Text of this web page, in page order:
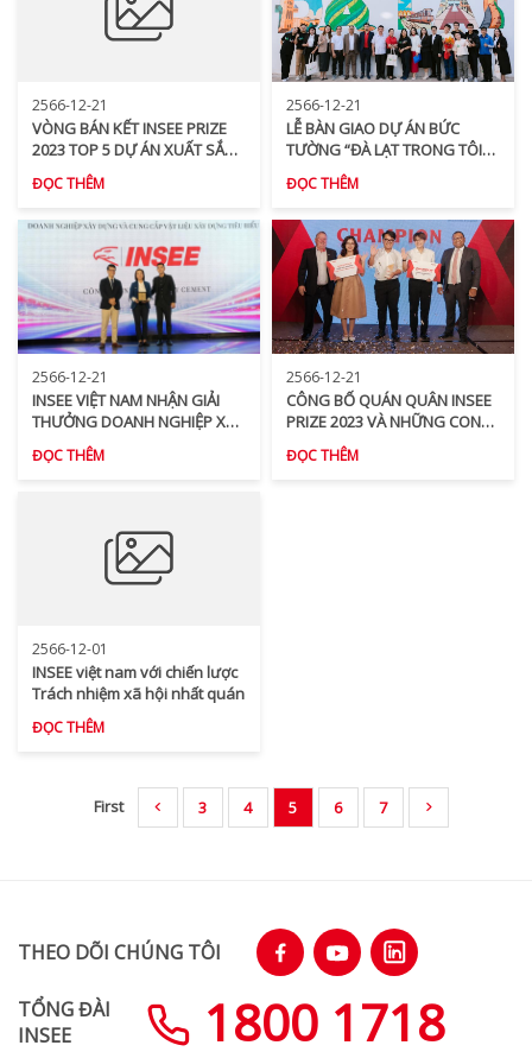
2566-12-21
VÒNG BÁN KẾT INSEE PRIZE
2023 TOP 5 DỰ ÁN XUẤT SẮC
NHẤT CHÍNH THỨC LỘ DIỆN
ĐỌC THÊM
2566-12-21
LỄ BÀN GIAO DỰ ÁN BỨC
TƯỜNG “ĐÀ LẠT TRONG TÔI”
HÂN HOAN CHÀO MỪNG 130
NĂM ĐÀ LẠT HÌNH THÀNH VÀ
ĐỌC THÊM
2566-12-21
INSEE VIỆT NAM NHẬN GIẢI
THƯỞNG DOANH NGHIỆP XÂY
DỰNG VÀ CUNG CẤP VẬT LIỆU
XÂY DỰNG TIÊU BIỂU 2023
ĐỌC THÊM
2566-12-21
CÔNG BỐ QUÁN QUÂN INSEE
PRIZE 2023 VÀ NHỮNG CON
SỐ ẤN TƯỢNG CỦA INSEE
PRIZE QUA 15 NĂM
ĐỌC THÊM
2566-12-01
INSEE việt nam với chiến lược
Trách nhiệm xã hội nhất quán
ĐỌC THÊM
First 3 4 5 6 7
THEO DÕI CHÚNG TÔI
TỔNG ĐÀI
INSEE
1800 1718